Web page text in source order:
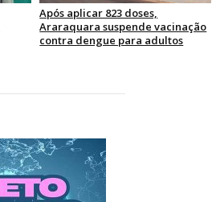
Após aplicar 823 doses,
Araraquara suspende vacinação
contra dengue para adultos